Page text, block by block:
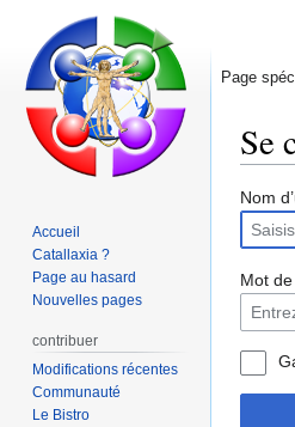
Se
Aller
la
Aller
la
Nom
Mot
Page
Accueil
Catallaxia ?
Page au hasard
Nouvelles pages
contribuer
Modifications récentes
Communauté
Le Bistro